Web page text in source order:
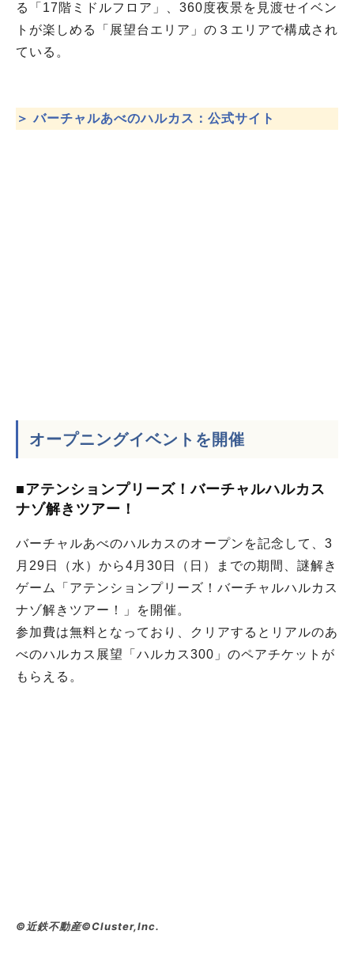
る「17階ミドルフロア」、360度夜景を見渡せイベン
トが楽しめる「展望台エリア」の３エリアで構成され
ている。
＞ バーチャルあべのハルカス：公式サイト
オープニングイベントを開催
■アテンションプリーズ！バーチャルハルカス
ナゾ解きツアー！
バーチャルあべのハルカスのオープンを記念して、3
月29日（水）から4月30日（日）までの期間、謎解き
ゲーム「アテンションプリーズ！バーチャルハルカス
ナゾ解きツアー！」を開催。
参加費は無料となっており、クリアするとリアルのあ
べのハルカス展望「ハルカス300」のペアチケットが
もらえる。
©近鉄不動産©Cluster,Inc.